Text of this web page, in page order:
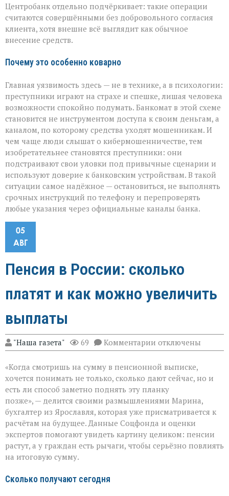
Центробанк отдельно подчёркивает: такие операции
считаются совершёнными без добровольного согласия
клиента, хотя внешне всё выглядит как обычное
внесение средств.
Почему это особенно коварно
Главная уязвимость здесь — не в технике, а в психологии:
преступники играют на страхе и спешке, лишая человека
возможности спокойно подумать. Банкомат в этой схеме
становится не инструментом доступа к своим деньгам, а
каналом, по которому средства уходят мошенникам. И
чем чаще люди слышат о кибермошенничестве, тем
изобретательнее становятся преступники: они
подстраивают свои уловки под привычные сценарии и
используют доверие к банковским устройствам. В такой
ситуации самое надёжное — остановиться, не выполнять
срочных инструкций по телефону и перепроверять
любые указания через официальные каналы банка.
05
АВГ
Пенсия в России: сколько
платят и как можно увеличить
выплаты
"Наша газета" 69 Комментарии к
записи
в
России:
платят
и
как
можно
увеличить
выплаты
отключены
«Когда смотришь на сумму в пенсионной выписке,
хочется понимать не только, сколько дают сейчас, но и
есть ли способ заметно поднять эту планку
позже», — делится своими размышлениями Марина,
бухгалтер из Ярославля, которая уже присматривается к
расчётам на будущее. Данные Соцфонда и оценки
экспертов помогают увидеть картину целиком: пенсии
растут, а у граждан есть рычаги, чтобы серьёзно повлиять
на итоговую сумму.
Сколько получают сегодня